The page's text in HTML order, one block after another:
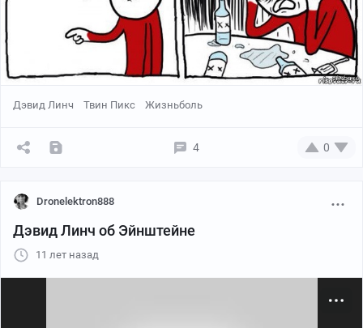
Дэвид Линч Твин Пикс Жизньболь
4 0
Dronelektron888
Дэвид Линч об Эйнштейне
11 лет назад